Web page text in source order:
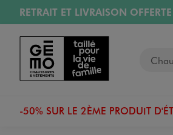
Aller au contenu principal
Aller à la navigation
RETRAIT ET LIVRAISON OFFERTE
Retours OFFERTSpendant 30 jours
PAYEZ EN 3x SANS FRAIS
dès 50€
RÉSERVATION GRATUITE
-50% SUR LE 2ÈME PRODUIT